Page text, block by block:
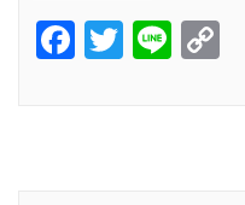
Facebook
Twitter
Line